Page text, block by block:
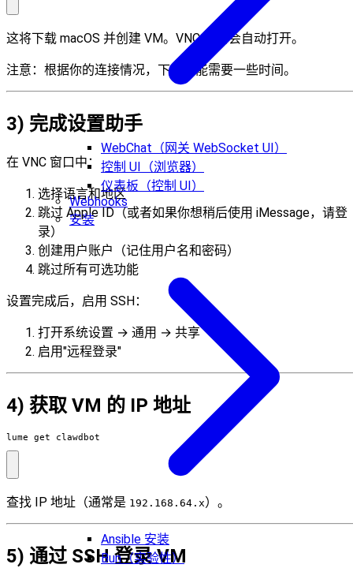
WebChat（网关 WebSocket UI）
控制 UI（浏览器）
仪表板（控制 UI）
Webhooks
安装
Ansible 安装
Bun（实验性）
这将下载 macOS 并创建 VM。VNC 窗口会自动打开。
注意：根据你的连接情况，下载可能需要一些时间。
3) 完成设置助手
在 VNC 窗口中：
选择语言和地区
跳过 Apple ID（或者如果你想稍后使用 iMessage，请登
录）
创建用户账户（记住用户名和密码）
跳过所有可选功能
设置完成后，启用 SSH：
打开系统设置 → 通用 → 共享
启用"远程登录"
4) 获取 VM 的 IP 地址
lume get clawdbot
查找 IP 地址（通常是 192.168.64.x）。
5) 通过 SSH 登录 VM